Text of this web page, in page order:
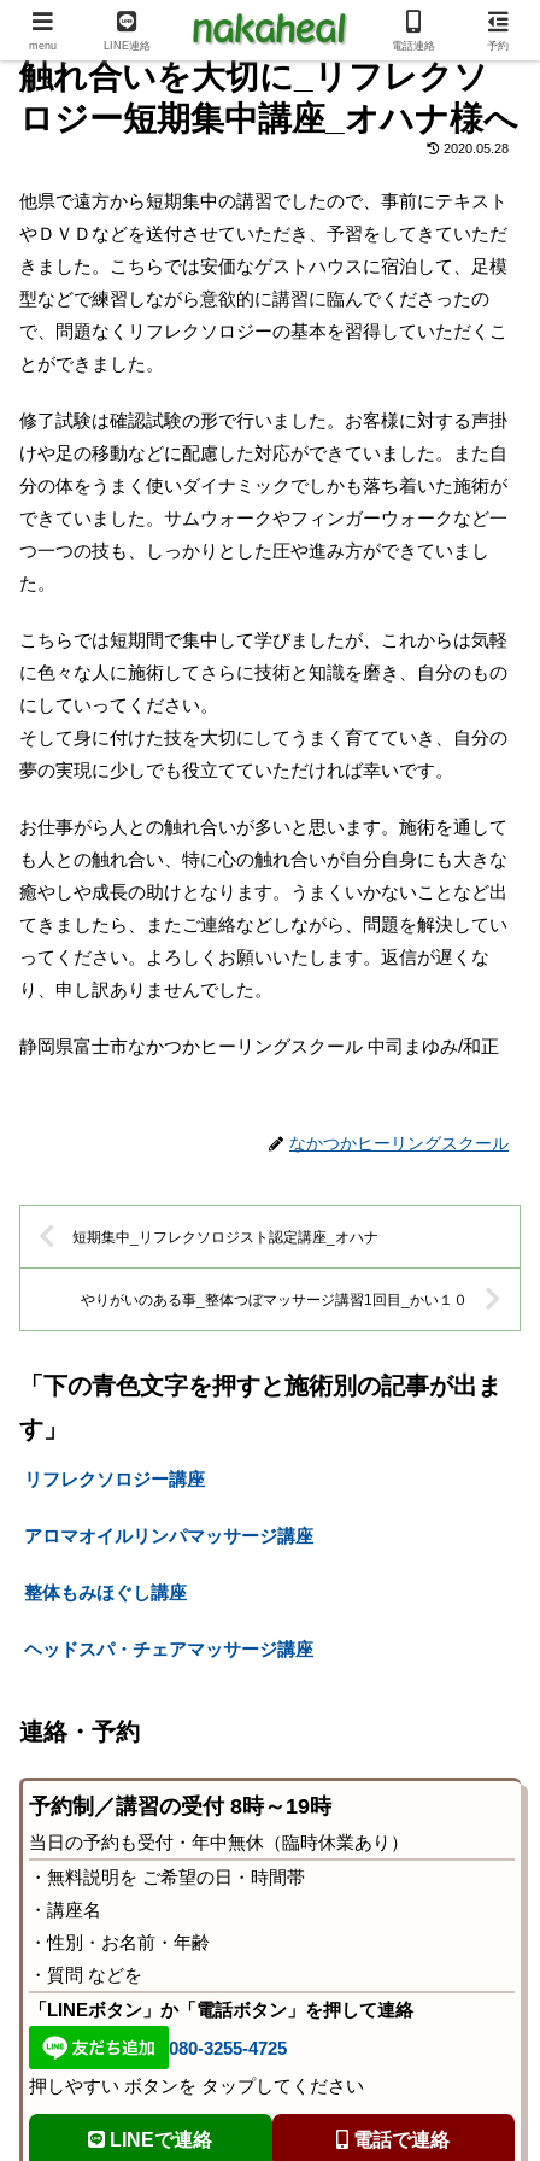
触れ合いを大切に_リフレクソ
ロジー短期集中講座_オハナ様へ
2020.05.28
他県で遠方から短期集中の講習でしたので、事前にテキスト
やＤＶＤなどを送付させていただき、予習をしてきていただ
きました。こちらでは安価なゲストハウスに宿泊して、足模
型などで練習しながら意欲的に講習に臨んでくださったの
で、問題なくリフレクソロジーの基本を習得していただくこ
とができました。
修了試験は確認試験の形で行いました。お客様に対する声掛
けや足の移動などに配慮した対応ができていました。また自
分の体をうまく使いダイナミックでしかも落ち着いた施術が
できていました。サムウォークやフィンガーウォークなど一
つ一つの技も、しっかりとした圧や進み方ができていまし
た。
こちらでは短期間で集中して学びましたが、これからは気軽
に色々な人に施術してさらに技術と知識を磨き、自分のもの
にしていってください。
そして身に付けた技を大切にしてうまく育てていき、自分の
夢の実現に少しでも役立てていただければ幸いです。
お仕事がら人との触れ合いが多いと思います。施術を通して
も人との触れ合い、特に心の触れ合いが自分自身にも大きな
癒やしや成長の助けとなります。うまくいかないことなど出
てきましたら、またご連絡などしながら、問題を解決してい
ってください。よろしくお願いいたします。返信が遅くな
り、申し訳ありませんでした。
静岡県富士市なかつかヒーリングスクール 中司まゆみ/和正
なかつかヒーリングスクール
短期集中_リフレクソロジスト認定講座_オハナ
やりがいのある事_整体つぼマッサージ講習1回目_かい１０
「下の青色文字を押すと施術別の記事が出ま
す」
リフレクソロジー講座
アロマオイルリンパマッサージ講座
整体もみほぐし講座
ヘッドスパ・チェアマッサージ講座
連絡・予約
予約制／講習の受付 8時～19時
当日の予約も受付・年中無休（臨時休業あり）
・無料説明を ご希望の日・時間帯
・講座名
・性別・お名前・年齢
・質問 などを
「LINEボタン」か「電話ボタン」を押して連絡
080-3255-4725
押しやすい ボタンを タップしてください
LINEで連絡 電話で連絡
menu LINE連絡 電話連絡 予約